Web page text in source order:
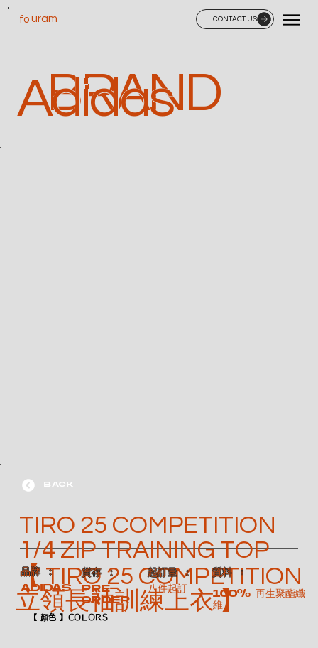
CONTACT US
uram
fo
BRAND
Adidas
【 顏色 】COLORS
BACK
TIRO 25 COMPETITION
1/4 ZIP TRAINING TOP
【 TIRO 25 COMPETITION
立領長袖訓練上衣 】
​品牌 ：
ADIDAS
​貨存 ：
Pre-
order
​起訂量 ：
八件起訂
​質料 ：
100% 再生聚酯纖
維